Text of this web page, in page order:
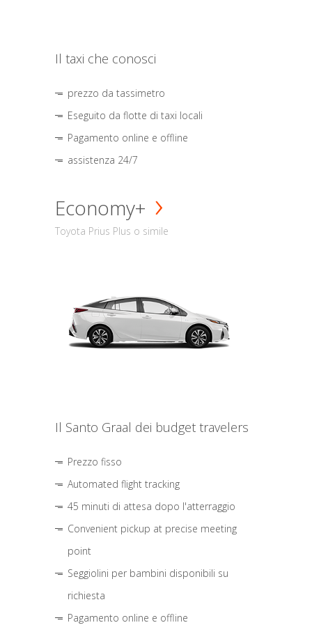
Il taxi che conosci
prezzo da tassimetro
Eseguito da flotte di taxi locali
Pagamento online e offline
assistenza 24/7
Economy+
Toyota Prius Plus o simile
Il Santo Graal dei budget travelers
Prezzo fisso
Automated flight tracking
45 minuti di attesa dopo l'atterraggio
Convenient pickup at precise meeting
point
Seggiolini per bambini disponibili su
richiesta
Pagamento online e offline